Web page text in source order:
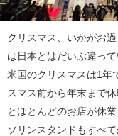
クリスマス、いかがお
は日本とはだいぶ違って
米国のクリスマスは1年
スマス前から年末まで
とほとんどのお店が休
ソリンスタンドもすべ